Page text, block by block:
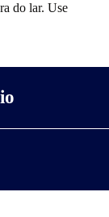
do lar. Use